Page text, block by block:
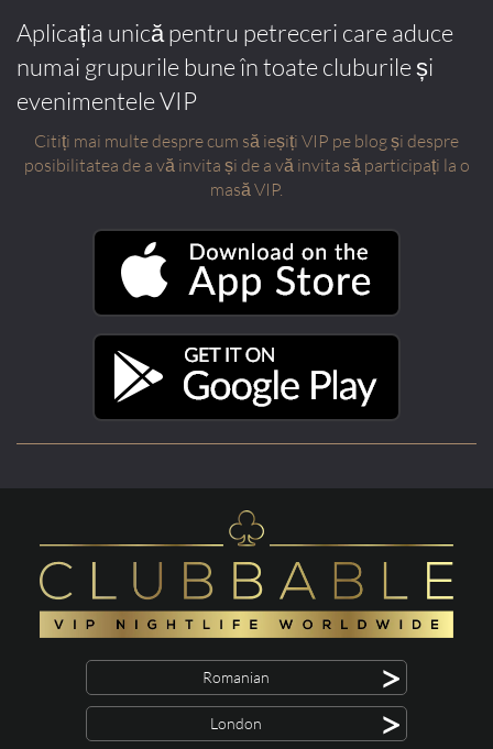
Aplicația unică pentru petreceri care aduce
numai grupurile bune în toate cluburile și
evenimentele VIP
Citiți mai multe despre cum să ieșiți VIP pe blog și despre
posibilitatea de a vă invita și de a vă invita să participați la o
masă VIP.
Romanian >
London >